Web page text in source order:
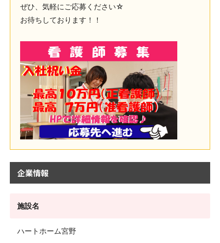
ぜひ、気軽にご応募ください☆
お待ちしております！！
企業情報
施設名
ハートホーム宮野